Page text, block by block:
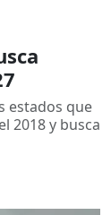
estados que
2018 y busca